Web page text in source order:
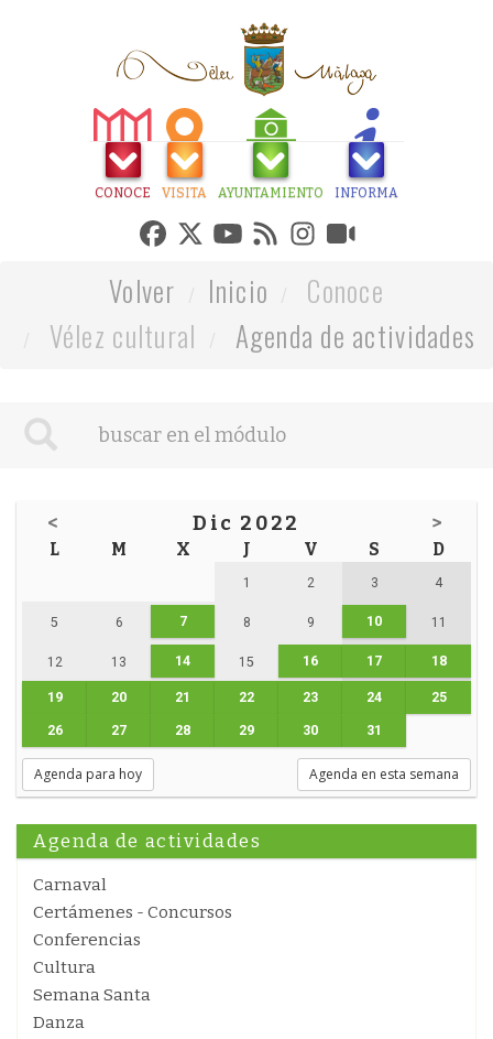
CONOCE VISITA AYUNTAMIENTO INFORMA
Volver Inicio
Conoce
Vélez cultural
Agenda de actividades
< Dic 2022 >
L M X J V S D
1 2 3 4
5 6 7 8 9 10 11
12 13 14 15 16 17 18
19 20 21 22 23 24 25
26 27 28 29 30 31
Agenda para hoy Agenda en esta semana
Agenda de actividades
Carnaval
Certámenes - Concursos
Conferencias
Cultura
Semana Santa
Danza